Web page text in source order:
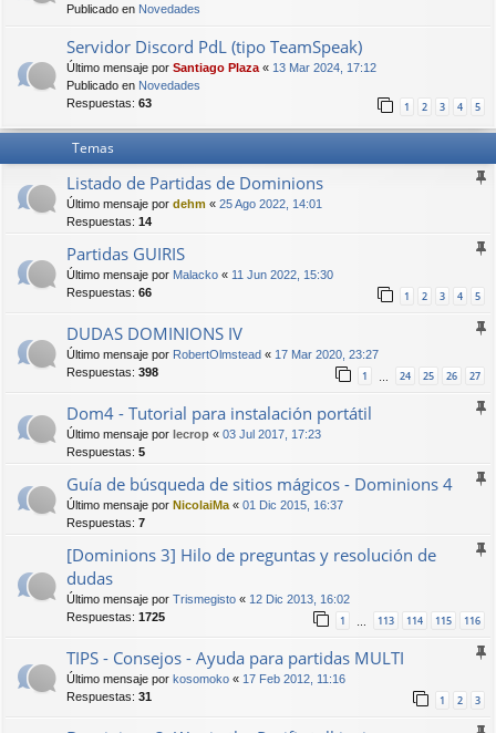
Publicado en Novedades
Servidor Discord PdL (tipo TeamSpeak)
Último mensaje por Santiago Plaza « 13 Mar 2024, 17:12
Publicado en Novedades
Respuestas: 63 1 2 3 4 5
Temas
Listado de Partidas de Dominions
Último mensaje por dehm « 25 Ago 2022, 14:01
Respuestas: 14
Partidas GUIRIS
Último mensaje por Malacko « 11 Jun 2022, 15:30
Respuestas: 66 1 2 3 4 5
DUDAS DOMINIONS IV
Último mensaje por RobertOlmstead « 17 Mar 2020, 23:27
Respuestas: 398 1 24 25 26 27
Dom4 - Tutorial para instalación portátil
Último mensaje por lecrop « 03 Jul 2017, 17:23
Respuestas: 5
Guía de búsqueda de sitios mágicos - Dominions 4
Último mensaje por NicolaiMa « 01 Dic 2015, 16:37
Respuestas: 7
[Dominions 3] Hilo de preguntas y resolución de
dudas
Último mensaje por Trismegisto « 12 Dic 2013, 16:02
Respuestas: 1725 1 113 114 115 116
TIPS - Consejos - Ayuda para partidas MULTI
Último mensaje por kosomoko « 17 Feb 2012, 11:16
Respuestas: 31 1 2 3